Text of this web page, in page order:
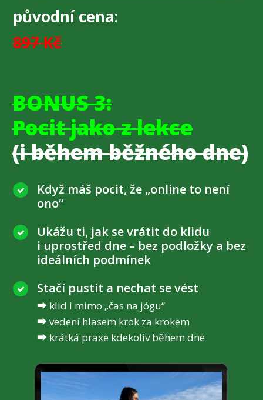
původní cena:
897Kč
BONUS 3:
Pocit jako z lekce
(i během běžného dne)
Když máš pocit, že „online to není
ono“
Ukážu ti, jak se vrátit do klidu
i uprostřed dne – bez podložky a bez
ideálních podmínek
Stačí pustit a nechat se vést
⮕ klid i mimo „čas na jógu“
⮕ vedení hlasem krok za krokem
⮕ krátká praxe kdekoliv během dne